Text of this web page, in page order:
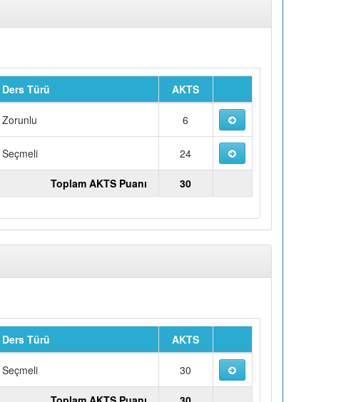
Ders Türü AKTS
Zorunlu 6
Seçmeli 24
Toplam AKTS Puanı 30
Ders Türü AKTS
Seçmeli 30